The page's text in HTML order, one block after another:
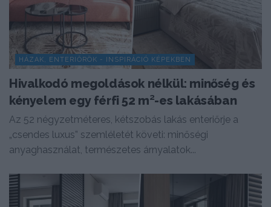
HÁZAK, ENTERIŐRÖK - INSPIRÁCIÓ KÉPEKBEN
Hivalkodó megoldások nélkül: minőség és
kényelem egy férfi 52 m²-es lakásában
Az 52 négyzetméteres, kétszobás lakás enteriőrje a
„csendes luxus” szemléletét követi: minőségi
anyaghasználat, természetes árnyalatok...